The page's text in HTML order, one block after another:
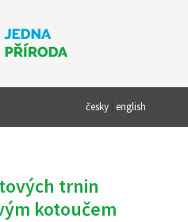
česky english
trnin
kotoučem